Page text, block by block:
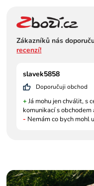
Zákazníků nás
recenzí!
slavek5858
Doporučuji obchod
+ Já mohu jen chválit, s
komunikací s obchodem
- Nemám co bych mohl